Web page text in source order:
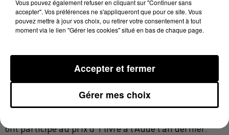
Et la méthode pour accrocher les élèves est plutôt
bibliothécaire à Carcassonne :
ont participé au prix d’1 livre à l’Aude l’an dernier.
Vous pouvez également refuser en cliquant sur "Continuer sans
accepter". Vos préférences ne s'appliqueront que pour ce site. Vous
pouvez mettre à jour vos choix, ou retirer votre consentement à tout
moment via le lien "Gérer les cookies" situé en bas de chaque page.
Gérer mes choix
Accepter et fermer